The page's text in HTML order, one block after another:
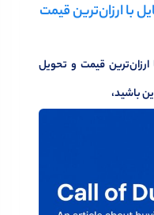
با ارزان‌ترین قیمت
قیمت و تحویل
باشید،